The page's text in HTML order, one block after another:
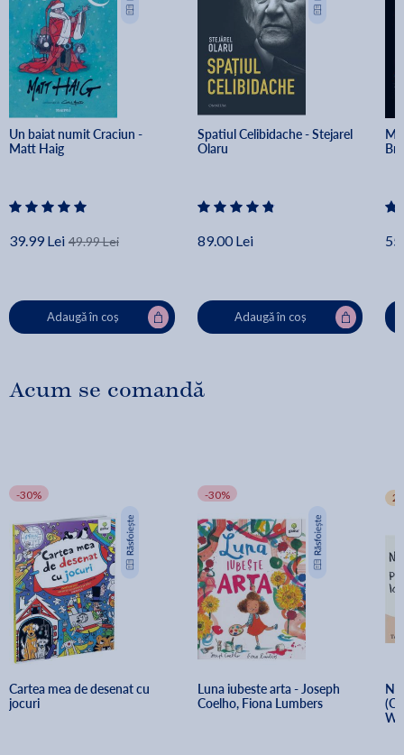
Un baiat numit Craciun -
Matt Haig
39.99 Lei 49.99 Lei
Adaugă în coș
Spatiul Celibidache - Stejarel
Olaru
89.00 Lei
Adaugă în coș
Acum se comandă
-30%
Cartea mea de desenat cu
jocuri
-30%
Luna iubeste arta - Joseph
Coelho, Fiona Lumbers